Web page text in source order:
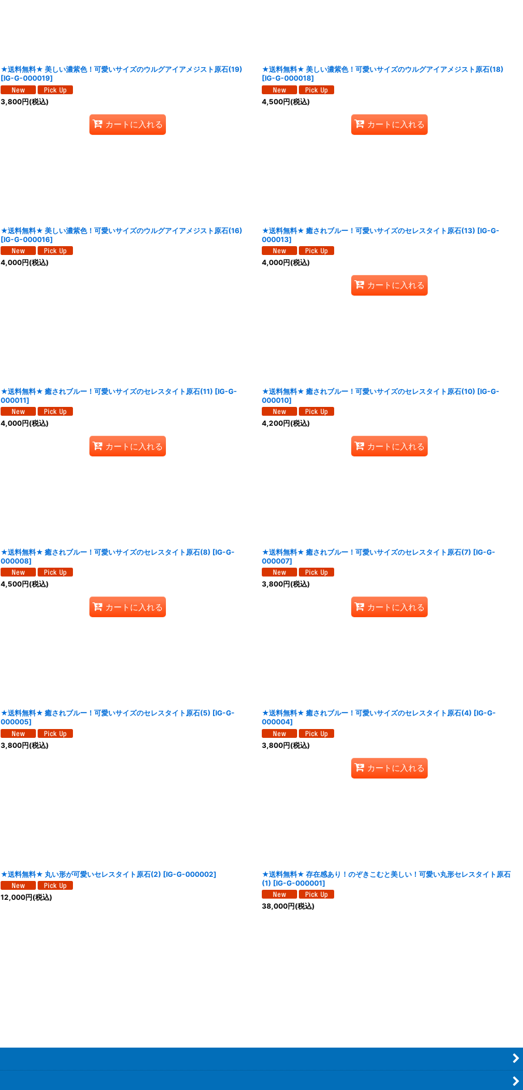
★送料無料★ 美しい濃紫色！可愛いサイズのウルグアイアメジスト原石(19)
[IG-G-000019]
3,800円(税込)
カートに入れる
★送料無料★ 美しい濃紫色！可愛いサイズのウルグアイアメジスト原石(18)
[IG-G-000018]
4,500円(税込)
カートに入れる
★送料無料★ 美しい濃紫色！可愛いサイズのウルグアイアメジスト原石(16)
[IG-G-000016]
4,000円(税込)
★送料無料★ 癒されブルー！可愛いサイズのセレスタイト原石(13) [IG-G-
000013]
4,000円(税込)
カートに入れる
★送料無料★ 癒されブルー！可愛いサイズのセレスタイト原石(11) [IG-G-
000011]
4,000円(税込)
カートに入れる
★送料無料★ 癒されブルー！可愛いサイズのセレスタイト原石(10) [IG-G-
000010]
4,200円(税込)
カートに入れる
★送料無料★ 癒されブルー！可愛いサイズのセレスタイト原石(8) [IG-G-
000008]
4,500円(税込)
カートに入れる
★送料無料★ 癒されブルー！可愛いサイズのセレスタイト原石(7) [IG-G-
000007]
3,800円(税込)
カートに入れる
★送料無料★ 癒されブルー！可愛いサイズのセレスタイト原石(5) [IG-G-
000005]
3,800円(税込)
★送料無料★ 癒されブルー！可愛いサイズのセレスタイト原石(4) [IG-G-
000004]
3,800円(税込)
カートに入れる
★送料無料★ 丸い形が可愛いセレスタイト原石(2) [IG-G-000002]
12,000円(税込)
★送料無料★ 存在感あり！のぞきこむと美しい！可愛い丸形セレスタイト原石
(1) [IG-G-000001]
38,000円(税込)